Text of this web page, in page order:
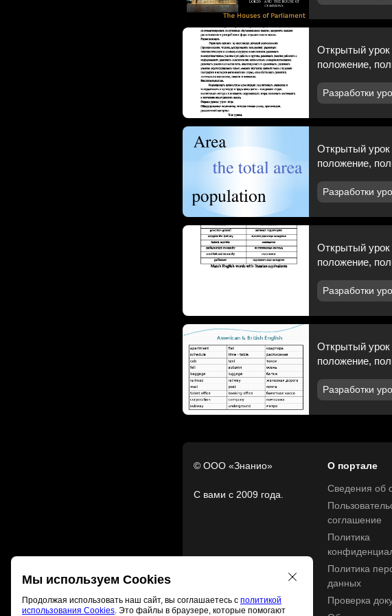
Открытый урок
положение,
Разработки
Открытый урок
положение,
Разработки
Открытый урок
положение,
Разработки
Открытый урок
положение,
Разработки
© ООО «Знанио»
С вами с 2009 года.
О портале
Сведения об
соглашение
Политика
Политика
данных
Проверка
Мы используем Cookies
Продолжая использовать наш сайт, вы соглашаетесь с политикой
использования Cookies. Это файлы в браузере, которые помогают